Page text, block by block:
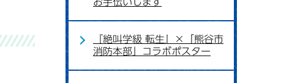
『絶叫学級 転生』×「熊谷市
消防本部」コラボポスター